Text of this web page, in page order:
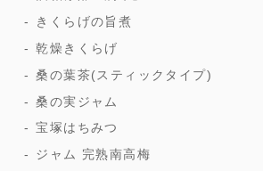
きくらげの旨煮
乾燥きくらげ
桑の葉茶(スティックタイプ)
桑の実ジャム
宝塚はちみつ
ジャム 完熟南高梅